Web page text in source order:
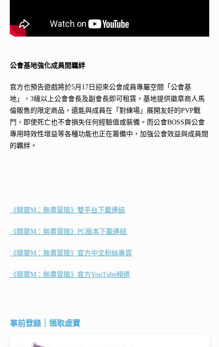
公會基地強化成員間羈絆
官方也預告遊戲將於5月17日迎來公會成員專屬空間「公會基
地」，3級以上公會會長及副會長即可租賃，基地提供徽章商人馬
倫販售的限定商品，還能與成員在「對練場」展開友好的PVP戰
鬥，即使死亡也不會損失任何經驗值或裝備。而公會BOSS與公會
專用時效性增益等各種功能也正在籌備中，加強公會效益與成員間
的羈絆。
《精靈M：無盡冒險》雙平台下載連結
《精靈M：無盡冒險》PC版本下載連結
《精靈M：無盡冒險》官方中文粉絲專頁
《精靈M：無盡冒險》官方YouTube頻道
事前登錄｜領取虛寶